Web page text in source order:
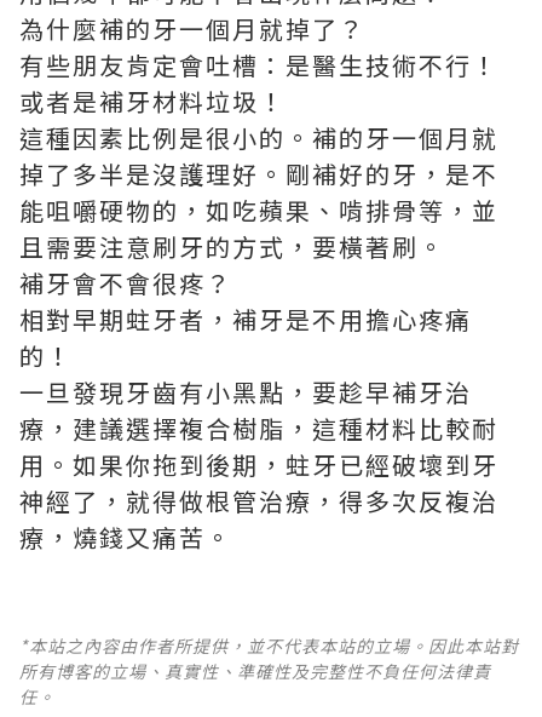
為什麼補的牙一個月就掉了？
有些朋友肯定會吐槽：是醫生技術不行！
或者是補牙材料垃圾！
這種因素比例是很小的。補的牙一個月就
掉了多半是沒護理好。剛補好的牙，是不
能咀嚼硬物的，如吃蘋果、啃排骨等，並
且需要注意刷牙的方式，要橫著刷。
補牙會不會很疼？
相對早期蛀牙者，補牙是不用擔心疼痛
的！
一旦發現牙齒有小黑點，要趁早補牙治
療，建議選擇複合樹脂，這種材料比較耐
用。如果你拖到後期，蛀牙已經破壞到牙
神經了，就得做根管治療，得多次反複治
療，燒錢又痛苦。
*本站之內容由作者所提供，並不代表本站的立場。因此本站對
所有博客的立場、真實性、準確性及完整性不負任何法律責
任。